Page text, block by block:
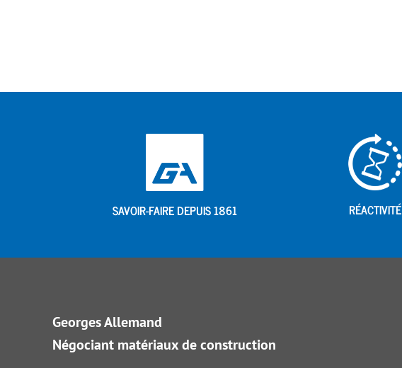
SAVOIR-FAIRE DEPUIS 1861 RÉACTIVITÉ
Georges Allemand
Négociant matériaux de construction